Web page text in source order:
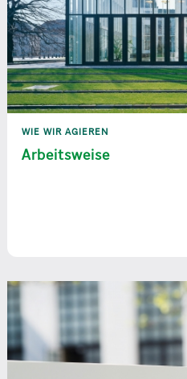
WIE WIR AGIEREN
Arbeitsweise